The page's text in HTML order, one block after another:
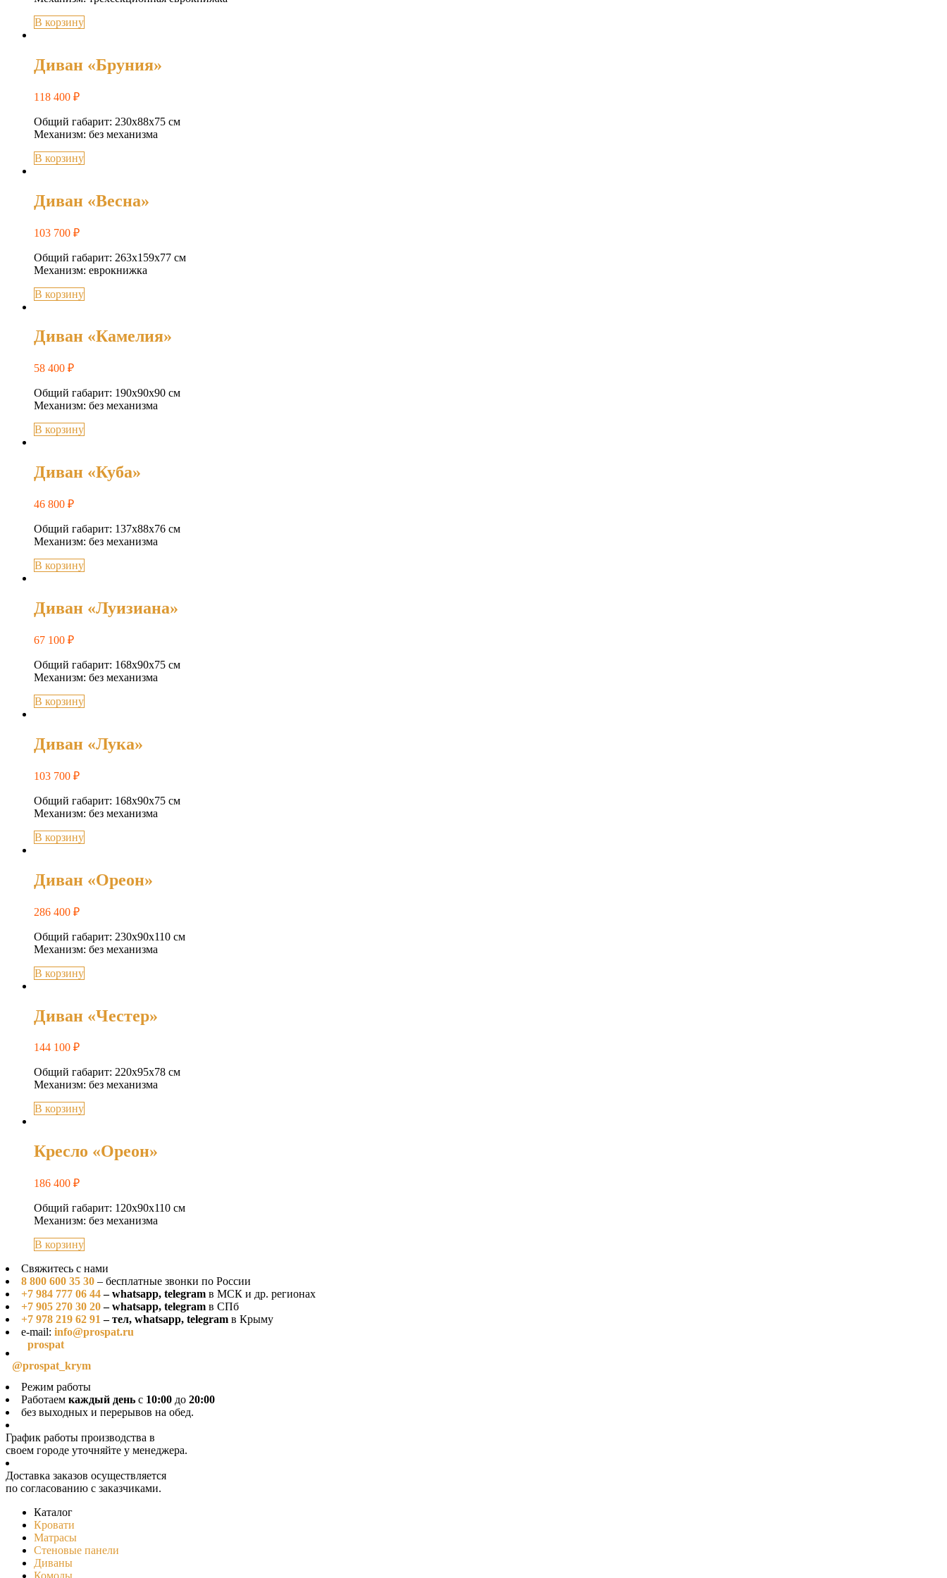
В корзину
Диван «Бруния»
118 400 ₽
Общий габарит: 230х88х75 см
Механизм: без механизма
В корзину
Диван «Весна»
103 700 ₽
Общий габарит: 263х159х77 см
Механизм: еврокнижка
В корзину
Диван «Камелия»
58 400 ₽
Общий габарит: 190х90х90 см
Механизм: без механизма
В корзину
Диван «Куба»
46 800 ₽
Общий габарит: 137х88х76 см
Механизм: без механизма
В корзину
Диван «Луизиана»
67 100 ₽
Общий габарит: 168х90х75 см
Механизм: без механизма
В корзину
Диван «Лука»
103 700 ₽
Общий габарит: 168х90х75 см
Механизм: без механизма
В корзину
Диван «Ореон»
286 400 ₽
Общий габарит: 230х90х110 см
Механизм: без механизма
В корзину
Диван «Честер»
144 100 ₽
Общий габарит: 220x95x78 см
Механизм: без механизма
В корзину
Кресло «Ореон»
186 400 ₽
Общий габарит: 120х90х110 см
Механизм: без механизма
В корзину
Свяжитесь с нами
8 800 600 35 30 – бесплатные звонки по России
+7 984 777 06 44– whatsapp, telegram в МСК и др. регионах
+7 905 270 30 20– whatsapp, telegram в СПб
+7 978 219 62 91 – тел, whatsapp, telegram в Крыму
e-mail: info@prospat.ru
prospat
@prospat_krym
Режим работы
Работаем каждый день с 10:00 до 20:00
без выходных и перерывов на обед.
График работы производства в
своeм городе уточняйте у менеджера.
Доставка заказов осуществляется
по согласованию с заказчиками.
Каталог
Кровати
Матрасы
Стеновые панели
Диваны